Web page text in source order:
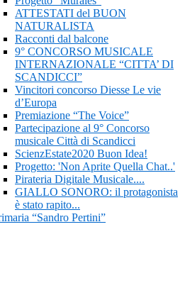
ATTESTATI del BUON
NATURALISTA
Racconti dal balcone
9° CONCORSO MUSICALE
INTERNAZIONALE “CITTA’ DI
SCANDICCI”
Vincitori concorso Diesse Le vie
d’Europa
Premiazione “The Voice”
Partecipazione al 9° Concorso
musicale Città di Scandicci
ScienzEstate2020 Buon Idea!
Progetto: 'Non Aprite Quella Chat..'
Pirateria Digitale Musicale....
GIALLO SONORO: il protagonista
è stato rapito...
“Sandro Pertini”